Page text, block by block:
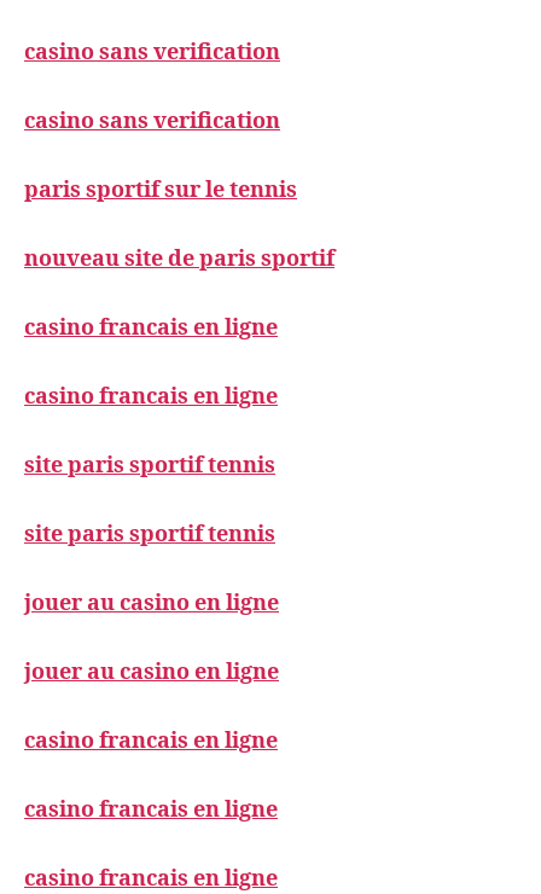
casino sans verification
casino sans verification
paris sportif sur le tennis
nouveau site de paris sportif
casino francais en ligne
casino francais en ligne
site paris sportif tennis
site paris sportif tennis
jouer au casino en ligne
jouer au casino en ligne
casino francais en ligne
casino francais en ligne
casino francais en ligne